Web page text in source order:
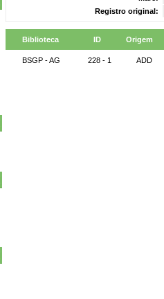
Registro original:
Biblioteca ID Origem
BSGP - AG 228 - 1 ADD